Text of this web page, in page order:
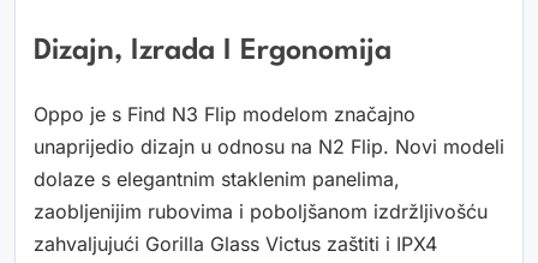
Dizajn, Izrada I Ergonomija
Oppo je s Find N3 Flip modelom značajno
unaprijedio dizajn u odnosu na N2 Flip. Novi modeli
dolaze s elegantnim staklenim panelima,
zaobljenijim rubovima i poboljšanom izdržljivošću
zahvaljujući Gorilla Glass Victus zaštiti i IPX4